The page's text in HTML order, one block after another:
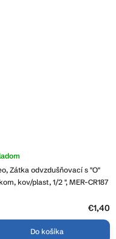
Zátka odvzdušňovací s "O"
kov/plast, 1/2 ", MER-CR187
€1,40
Do košíka